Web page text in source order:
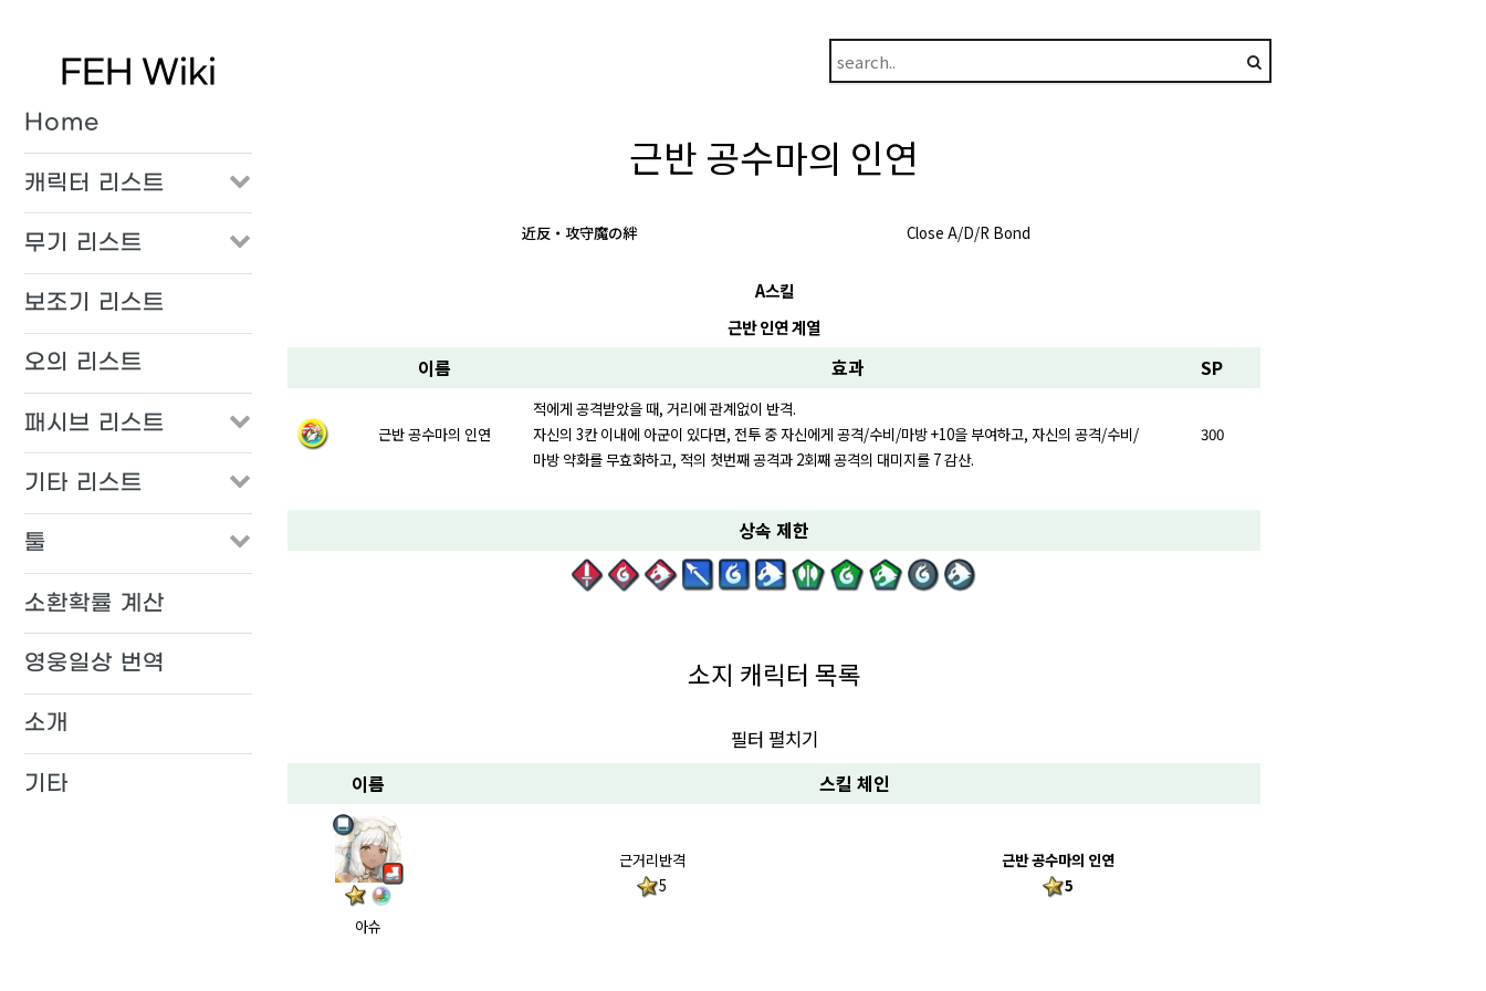
FEH Wiki
Home
캐릭터 리스트
무기 리스트
보조기 리스트
오의 리스트
패시브 리스트
기타 리스트
툴
소환확률 계산
영웅일상 번역
소개
기타
근반 공수마의 인연
近反・攻守魔の絆 Close A/D/R Bond
A스킬
근반 인연 계열
이름 효과 SP
근반 공수마의 인연
적에게 공격받았을 때, 거리에 관계없이 반격.
자신의 3칸 이내에 아군이 있다면, 전투 중 자신에게 공격/수비/마방 +10을 부여하고, 자신의 공격/수비/
마방 약화를 무효화하고, 적의 첫번째 공격과 2회째 공격의 대미지를 7 감산.
300
상속 제한
소지 캐릭터 목록
필터 펼치기
이름
스킬 체인
아슈
근거리반격
5
근반 공수마의 인연
5